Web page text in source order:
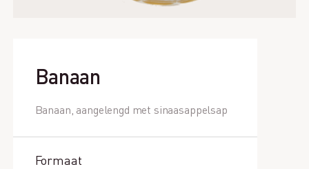
Banaan
Banaan, aangelengd met sinaasappelsap
Formaat